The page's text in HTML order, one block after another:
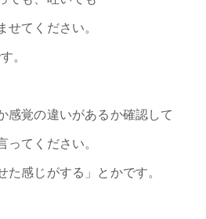
せてください。
。
感覚の違いがあるか確認して
ってください。
た感じがする」とかです。